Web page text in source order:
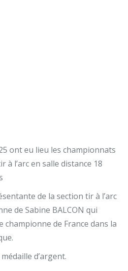
ont eu lieu les championnats
à l’arc en salle distance 18
de la section tir à l’arc
de Sabine BALCON qui
championne de France dans la
d’argent.